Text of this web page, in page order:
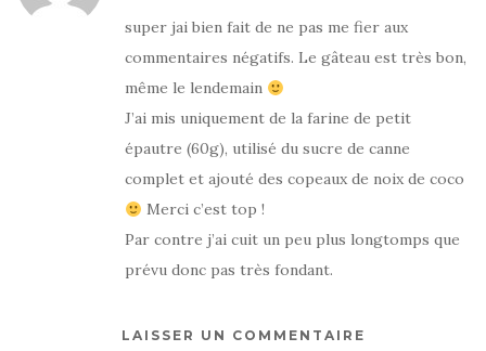
super jai bien fait de ne pas me fier aux
commentaires négatifs. Le gâteau est très bon,
même le lendemain
J’ai mis uniquement de la farine de petit
épautre (60g), utilisé du sucre de canne
complet et ajouté des copeaux de noix de coco
Merci c’est top !
Par contre j’ai cuit un peu plus longtomps que
prévu donc pas très fondant.
LAISSER UN COMMENTAIRE